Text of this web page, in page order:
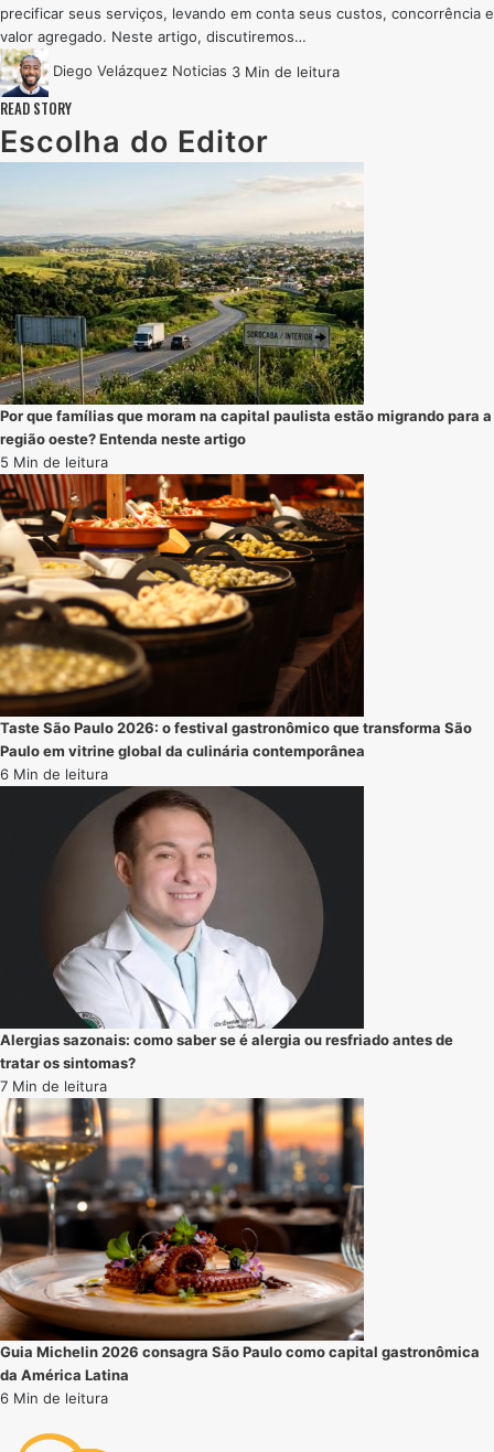
precificar seus serviços, levando em conta seus custos, concorrência e
valor agregado. Neste artigo, discutiremos…
Diego Velázquez Noticias 3 Min de leitura
READ STORY
Escolha do Editor
Por que famílias que moram na capital paulista estão migrando para a
região oeste? Entenda neste artigo
5 Min de leitura
Taste São Paulo 2026: o festival gastronômico que transforma São
Paulo em vitrine global da culinária contemporânea
6 Min de leitura
Alergias sazonais: como saber se é alergia ou resfriado antes de
tratar os sintomas?
7 Min de leitura
Guia Michelin 2026 consagra São Paulo como capital gastronômica
da América Latina
6 Min de leitura